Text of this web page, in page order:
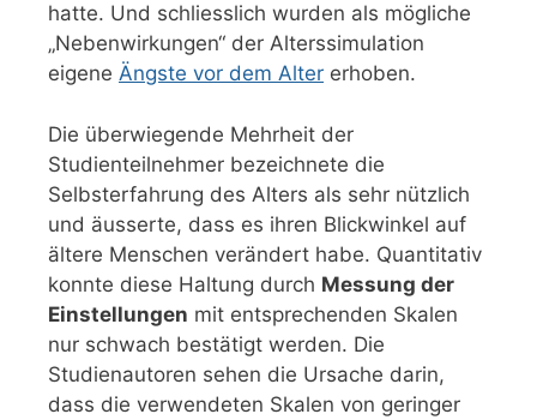
hatte. Und schliesslich wurden als mögliche
„Nebenwirkungen“ der Alterssimulation
eigene Ängste vor dem Alter erhoben.
Die überwiegende Mehrheit der
Studienteilnehmer bezeichnete die
Selbsterfahrung des Alters als sehr nützlich
und äusserte, dass es ihren Blickwinkel auf
ältere Menschen verändert habe. Quantitativ
konnte diese Haltung durch Messung der
Einstellungen mit entsprechenden Skalen
nur schwach bestätigt werden. Die
Studienautoren sehen die Ursache darin,
dass die verwendeten Skalen von geringer